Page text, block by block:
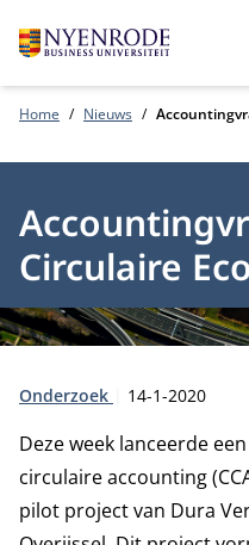
Home Nieuws
Circulaire
Type:
Onderzoek 14-1-2020
Deze week lanceerde
circulaire accounting
pilot project van Dura